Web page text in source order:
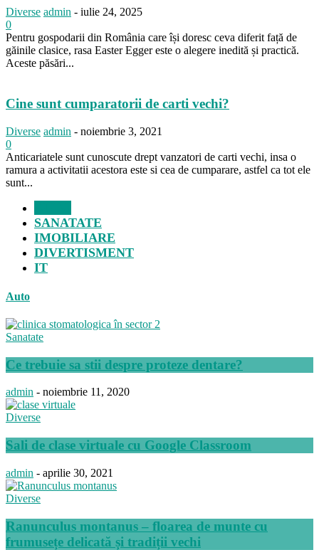
Diverse admin - iulie 24, 2025
0
Pentru gospodarii din România care își doresc ceva diferit față de
găinile clasice, rasa Easter Egger este o alegere inedită și practică.
Aceste păsări...
Cine sunt cumparatorii de carti vechi?
Diverse admin - noiembrie 3, 2021
0
Anticariatele sunt cunoscute drept vanzatori de carti vechi, insa o
ramura a activitatii acestora este si cea de cumparare, astfel ca tot ele
sunt...
SANATATE
IMOBILIARE
DIVERTISMENT
IT
Auto
Sanatate
Ce trebuie sa stii despre proteze dentare?
admin - noiembrie 11, 2020
Diverse
Sali de clase virtuale cu Google Classroom
admin - aprilie 30, 2021
Diverse
Ranunculus montanus – floarea de munte cu
frumusețe delicată și tradiții vechi